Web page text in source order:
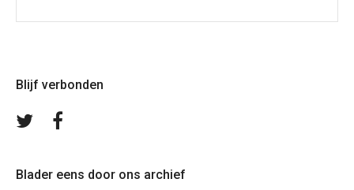
Blijf verbonden
Volg
Blader eens door ons archief